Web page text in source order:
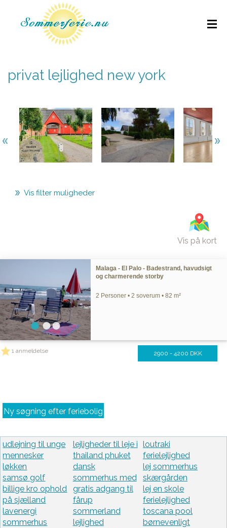
privat lejlighed new york
Vis filter muligheder
Vis på kort
Malaga - El Palo - Badestrand, havudsigt
og charmerende storby
2 Personer • 2 soverum • 82 m²
1 anmeldelse 2900 - 4200 DKK
Ny søgning efter feriebolig
udlejning til unge
mennesker
løkken
samsø golf
billige kro ophold
på sjælland
lavenergi
sommerhus
lejligheder til leje i
thailand phuket
dansk
sommerhus med
gratis adgang til
fårup
sommerland
lejlighed
loutraki
ferielejlighed
lej sommerhus
skærgården
lej en skole
ferielejlighed
toscana pool
børnevenligt